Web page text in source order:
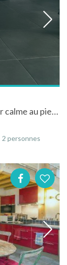
Villa récente avec piscine dans quartier calme au pied des Cévennes Gardoises
2 personnes